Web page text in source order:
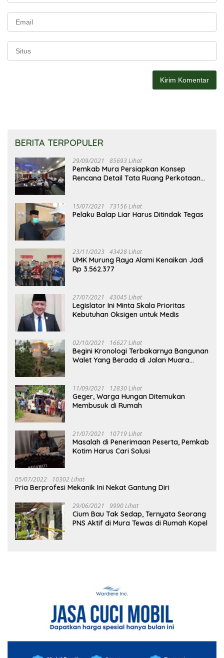
BERITA TERPOPULER
29/09/2021 85693 Lihat
Pemkab Mura Persiapkan Konsep
Rencana Detail Tata Ruang Perkotaan
15/07/2021 73156 Lihat
Pelaku Balap Liar Harus Ditindak Tegas
23/11/2023 43428 Lihat
UMK Murung Raya Alami Kenaikan Jadi
Rp 3.562.377
27/07/2021 43045 Lihat
Legislator Ini Minta Skala Prioritas
Kebutuhan Oksigen untuk Medis
02/10/2021 16627 Lihat
Begini Kronologi Terbakarnya Bangunan
Walet Yang Berada di Jalan Muara
11/09/2021 12830 Lihat
Geger, Warga Hungan Ditemukan
Membusuk di Rumah
21/07/2021 10719 Lihat
Masalah di Penerimaan Peserta, Pemkab
Kotim Harus Cari Solusi
05/07/2022 10302 Lihat
Pria Berprofesi Mekanik Ini Nekat Gantung Diri
29/06/2021 9990 Lihat
Cium Bau Tak Sedap, Ternyata Seorang
PNS Aktif di Mura Tewas di Rumah Kopel